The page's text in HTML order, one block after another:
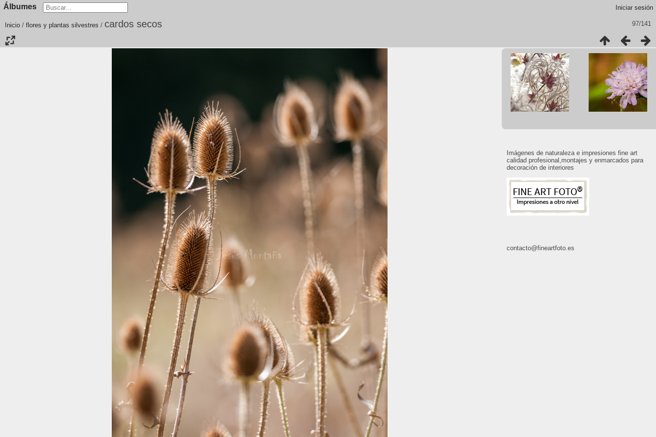
Álbumes Iniciar sesión
97/141
Inicio / flores y plantas silvestres / cardos secos
Imágenes de naturaleza e impresiones fine art
calidad profesional,montajes y enmarcados para
decoración de interiores
contacto@fineartfoto.es